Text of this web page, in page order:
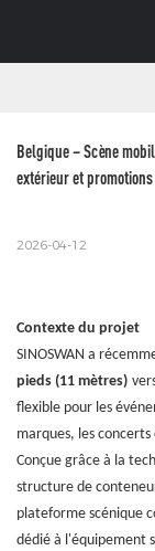
Belgique – Scène
extérieur et
2026-04-12
Contexte du projet
SINOSWAN a
pieds (11 mètres)
flexible pour les
marques, les
Conçue grâce à la
structure de
plateforme scénique
dédié à l'équipement